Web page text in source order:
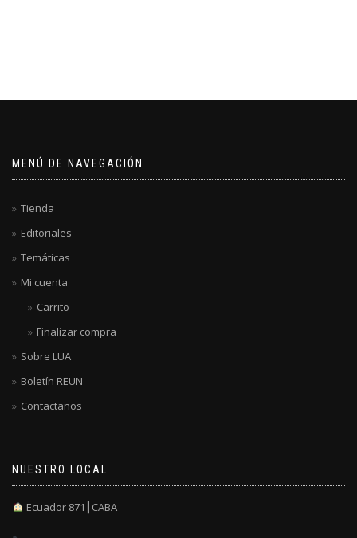
MENÚ DE NAVEGACIÓN
Tienda
Editoriales
Temáticas
Mi cuenta
Carrito
Finalizar compra
Sobre LUA
Boletín REUN
Contactanos
NUESTRO LOCAL
Ecuador 871┃CABA